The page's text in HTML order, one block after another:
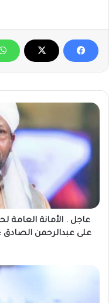
عاجل
الأمانة
العامة
لحزب
الأمة
تشن
هجوما
عنيفا
على
عاجل . الأمانة العامة
على عبدالرحمن
الكشف